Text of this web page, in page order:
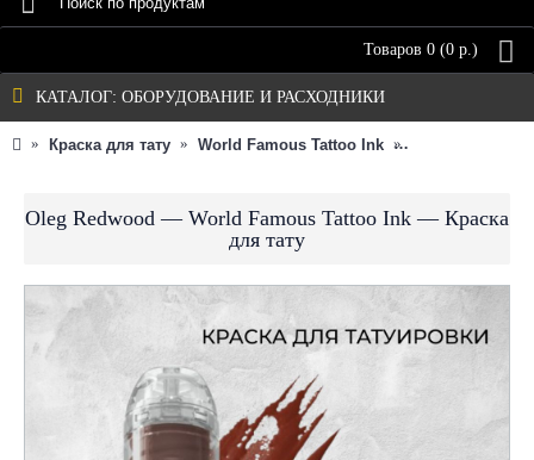
Товаров 0 (0 р.)
КАТАЛОГ: ОБОРУДОВАНИЕ И РАСХОДНИКИ
Краска для тату World Famous Tattoo Ink
Oleg Redwood — World Famous Tattoo Ink — Краска
для тату